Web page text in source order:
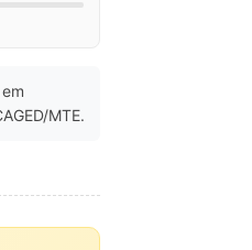
MTE.